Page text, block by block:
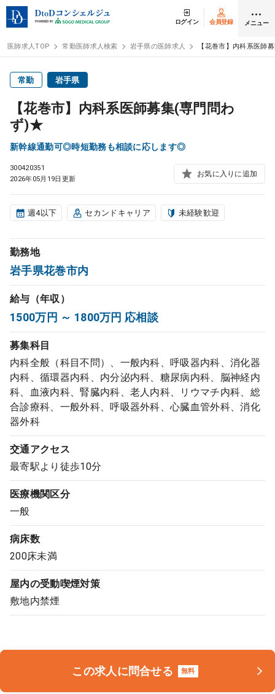
ログイン 会員登録 メニュー
医師求人
常勤検索
スポット検索 アルバイト
DtoDの転職・
コンサルタント
成功事例
転職ノウハウ
受付時間 9:00 ～ 18:00 （平日）
DtoDとは
お問合せ
医師求人TOP 常勤医師求人検索 岩手県の医師求人 【花巻市】内科系医師
常勤 岩手県
【花巻市】内科系医師募集(専門問わ
ず)★
新幹線通勤可◎時短勤務も相談に応します◎
300420351
2026年05月19日更新
お気に入りに追加
週4以下 セカンドキャリア 未経験歓迎
勤務地
岩手県花巻市内
給与（年収）
1500万円 ～ 1800万円 応相談
募集科目
内科全般（科目不問）、一般内科、呼吸器内科、消化器
内科、循環器内科、内分泌内科、糖尿病内科、脳神経内
科、血液内科、腎臓内科、老人内科、リウマチ内科、総
合診療科、一般外科、呼吸器外科、心臓血管外科、消化
器外科
交通アクセス
最寄駅より徒歩10分
医療機関区分
一般
病床数
200床未満
屋内の受動喫煙対策
敷地内禁煙
この求人に問合せる 無料